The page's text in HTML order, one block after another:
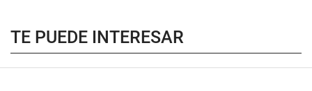
TE PUEDE INTERESAR